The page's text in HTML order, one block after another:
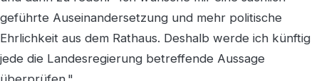
geführte Auseinandersetzung und mehr politische
Ehrlichkeit aus dem Rathaus. Deshalb werde ich künftig
jede die Landesregierung betreffende Aussage